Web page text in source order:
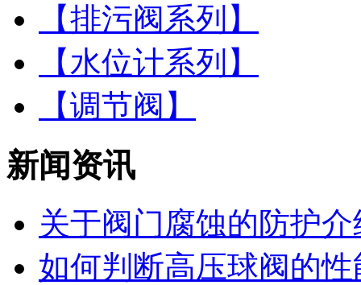
【排污阀系列】
【水位计系列】
【调节阀】
新闻资讯
关于阀门腐蚀的防护介
如何判断高压球阀的性